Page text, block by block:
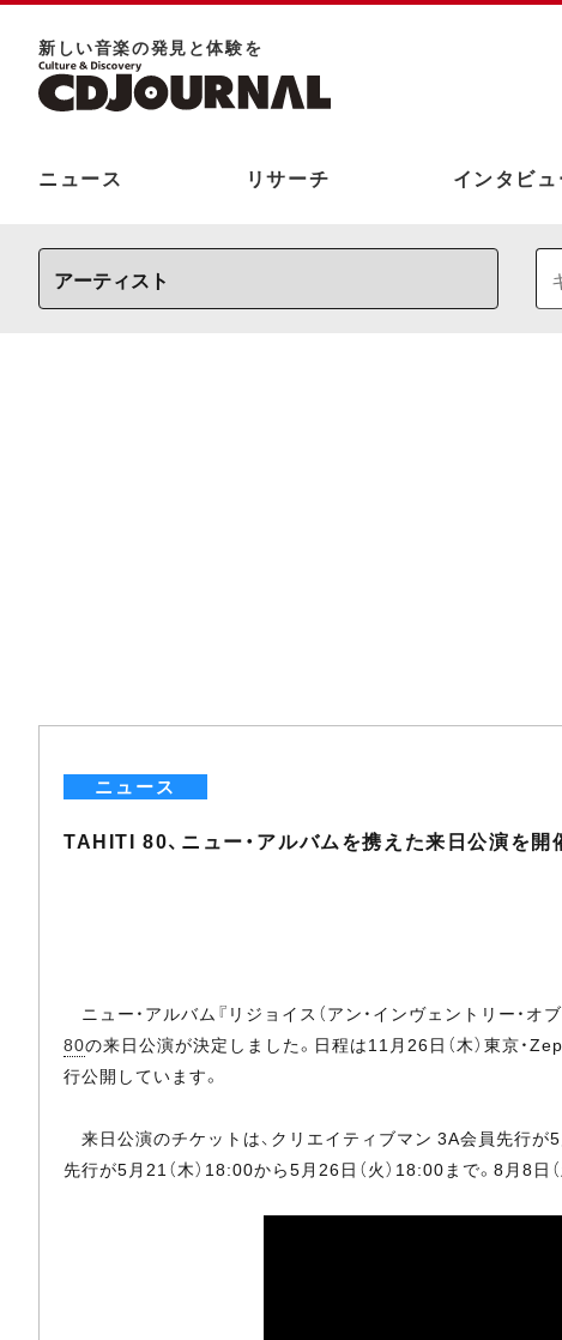
新しい⾳楽の発⾒と体験を
ニュース リサーチ インタビ
ニュース
TAHITI 80、ニュー・アルバムを携えた来日公演を開
ニュー・アルバム『リジョイス（アン・インヴェントリー・オ
80の来日公演が決定しました。日程は11月26日（木）東京・
行公開しています。
来日公演のチケットは、クリエイティブマン 3A会員先行が
先行が5月21（木）18:00から5月26日（火）18:00まで。8月8日